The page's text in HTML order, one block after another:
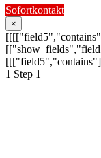
Sofortkontakt
×
1 Step 1